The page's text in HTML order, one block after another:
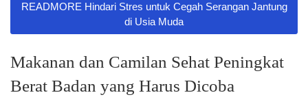
READMORE Hindari Stres untuk Cegah Serangan Jantung
di Usia Muda
Makanan dan Camilan Sehat Peningkat
Berat Badan yang Harus Dicoba